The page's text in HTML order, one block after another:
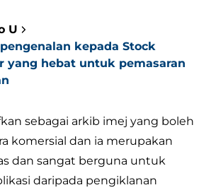
U
kepada Stock
yang hebat untuk pemasaran
sebagai arkib imej yang boleh
komersial dan ia merupakan
dan sangat berguna untuk
daripada pengiklanan